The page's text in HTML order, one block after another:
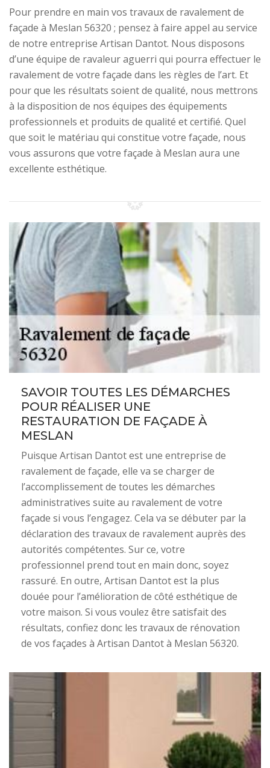
Pour prendre en main vos travaux de ravalement de
façade à Meslan 56320 ; pensez à faire appel au service
de notre entreprise Artisan Dantot. Nous disposons
d’une équipe de ravaleur aguerri qui pourra effectuer le
ravalement de votre façade dans les règles de l’art. Et
pour que les résultats soient de qualité, nous mettrons
à la disposition de nos équipes des équipements
professionnels et produits de qualité et certifié. Quel
que soit le matériau qui constitue votre façade, nous
vous assurons que votre façade à Meslan aura une
excellente esthétique.
SAVOIR TOUTES LES DÉMARCHES
POUR RÉALISER UNE
RESTAURATION DE FAÇADE À
MESLAN
Puisque Artisan Dantot est une entreprise de
ravalement de façade, elle va se charger de
l’accomplissement de toutes les démarches
administratives suite au ravalement de votre
façade si vous l’engagez. Cela va se débuter par la
déclaration des travaux de ravalement auprès des
autorités compétentes. Sur ce, votre
professionnel prend tout en main donc, soyez
rassuré. En outre, Artisan Dantot est la plus
douée pour l’amélioration de côté esthétique de
votre maison. Si vous voulez être satisfait des
résultats, confiez donc les travaux de rénovation
de vos façades à Artisan Dantot à Meslan 56320.